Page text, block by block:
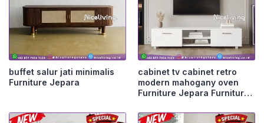
buffet salur jati minimalis
Furniture Jepara
cabinet tv cabinet retro
modern mahogany oven
Furniture Jepara Furniture